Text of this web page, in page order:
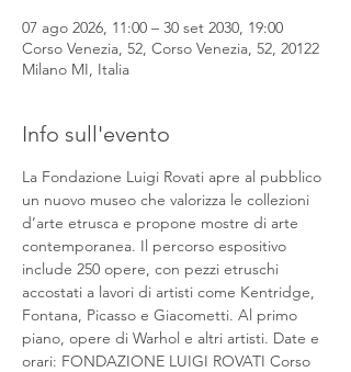
07 ago 2026, 11:00 – 30 set 2030, 19:00
Corso Venezia, 52, Corso Venezia, 52, 20122
Milano MI, Italia
Info sull'evento
La Fondazione Luigi Rovati apre al pubblico
un nuovo museo che valorizza le collezioni
d’arte etrusca e propone mostre di arte
contemporanea. Il percorso espositivo
include 250 opere, con pezzi etruschi
accostati a lavori di artisti come Kentridge,
Fontana, Picasso e Giacometti. Al primo
piano, opere di Warhol e altri artisti. Date e
orari: FONDAZIONE LUIGI ROVATI Corso